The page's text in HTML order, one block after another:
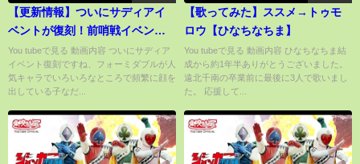
【更新情報】ついにサディアイ
ベントが復刻！前哨戦イベント
開催！さらにはセイレーン作
戦、大艦隊など各種新要素に便
利な修正が！【アズールレー
You tubeで見る 動画内容 ついにサディア
イベント復刻ですね、フォーミダブルが人
気キャラでいろいろなところで頻繁に顔を
出している子なだ...
【歌ってみた】ススメ→トゥモ
ロウ【ひなちなちま】
You tubeで見る 動画内容 ひなちなちま結
成から約1年半ありがとうございました。
遠北千南の卒業前に最後に3人で歌いまし
た。 応援して...